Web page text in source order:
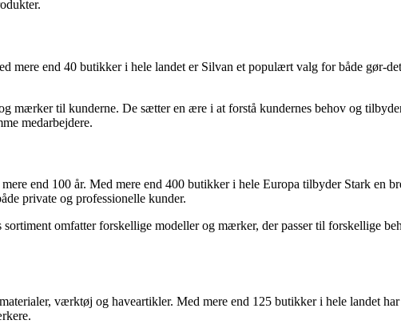
mere end 40 butikker i hele landet er Silvan et populært valg for både gør-
til kunderne. De sætter en ære i at forstå kundernes behov og
medarbejdere.
end 100 år. Med mere end 400 butikker i hele Europa tilbyder Stark en
private og professionelle kunder.
omfatter forskellige modeller og mærker, der passer til forskellige
værktøj og haveartikler. Med mere end 125 butikker i hele landet